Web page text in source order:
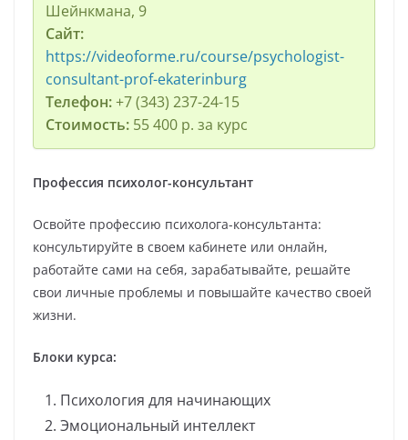
Шейнкмана, 9
Сайт:
https://videoforme.ru/course/psychologist-
consultant-prof-ekaterinburg
Телефон:+7 (343) 237-24-15
Стоимость:55 400 р. за курс
Профессия психолог-консультант
Освойте профессию психолога-консультанта:
консультируйте в своем кабинете или онлайн,
работайте сами на себя, зарабатывайте, решайте
свои личные проблемы и повышайте качество своей
жизни.
Блоки курса:
Психология для начинающих
Эмоциональный интеллект